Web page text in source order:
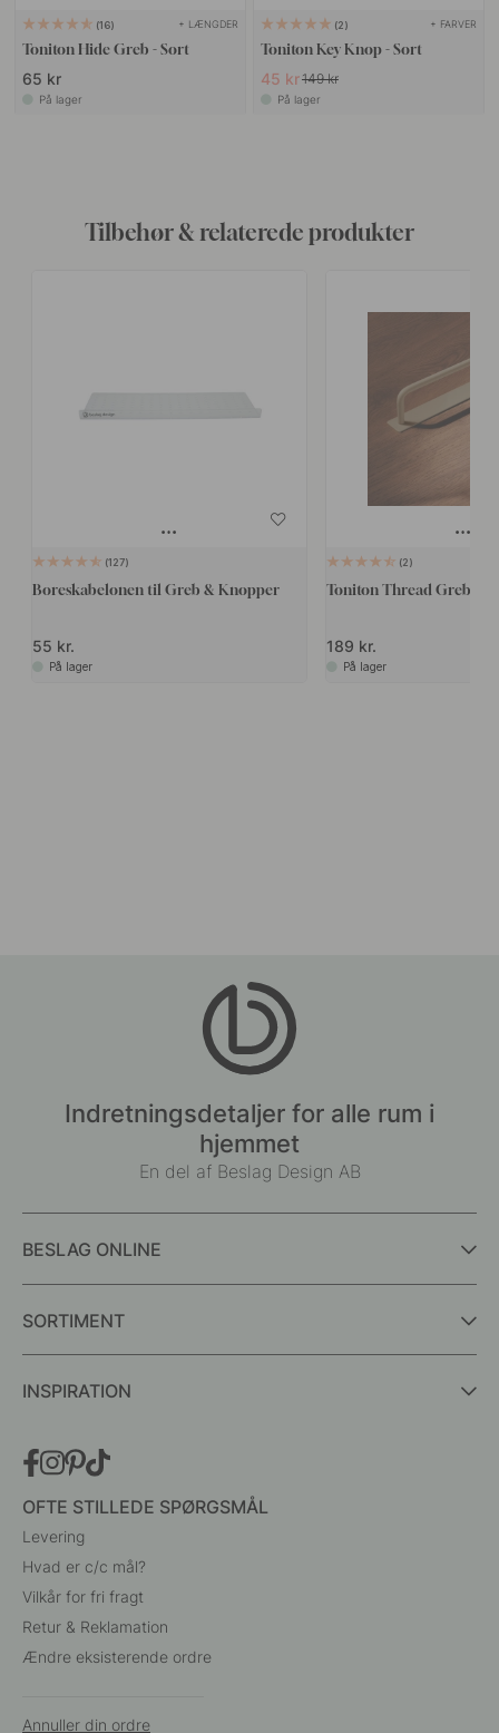
16 + LÆNGDER
Toniton Hide Greb - Sort
65 kr
På lager
2 + FARVER
Toniton Key Knop - Sort
45 kr149 kr
På lager
Tilbehør & relaterede produkter
127
Boreskabelonen til Greb & Knopper
55 kr.
På lager
2
Toniton Thread Greb -
189 kr.
På lager
Indretningsdetaljer for alle rum i
hjemmet
En del af Beslag Design AB
BESLAG ONLINE
SORTIMENT
INSPIRATION
OFTE STILLEDE SPØRGSMÅL
Levering
Hvad er c/c mål?
Vilkår for fri fragt
Retur & Reklamation
Ændre eksisterende ordre
Annuller din ordre